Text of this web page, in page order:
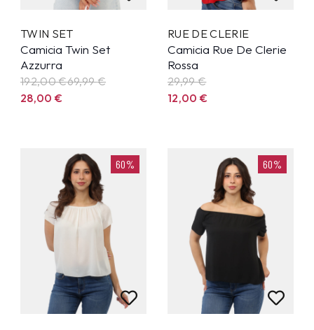
TWIN SET
Camicia Twin Set
Azzurra
192,00 €69,99€
28,00€
RUE DE CLERIE
Camicia Rue De Clerie
Rossa
29,99€
12,00€
60% 60%